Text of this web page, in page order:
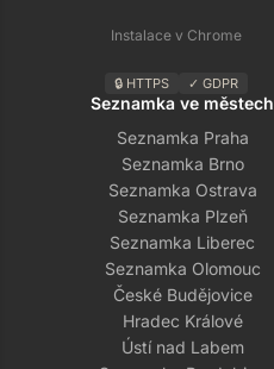
Instalace v Chrome
🔒 HTTPS ✓ GDPR
Seznamka ve městech
Seznamka Praha
Seznamka Brno
Seznamka Ostrava
Seznamka Plzeň
Seznamka Liberec
Seznamka Olomouc
České Budějovice
Hradec Králové
Ústí nad Labem